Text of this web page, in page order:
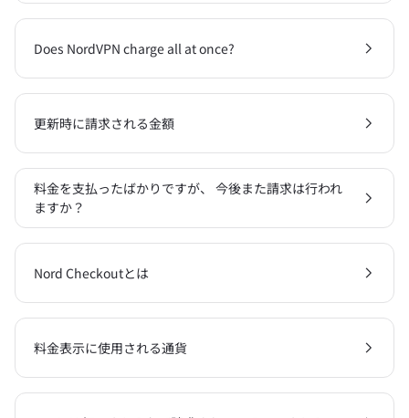
Does NordVPN charge all at once?
更新時に請求される金額
料金を支払ったばかりですが、 今後また請求は行われ
ますか？
Nord Checkoutとは
料金表示に使用される通貨